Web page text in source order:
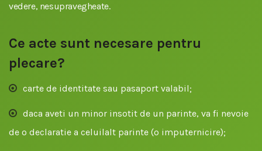
vedere, nesupravegheate.
Ce acte sunt necesare pentru
plecare?
carte de identitate sau pasaport valabil;
daca aveti un minor insotit de un parinte, va fi nevoie
de o declaratie a celuilalt parinte (o imputernicire);